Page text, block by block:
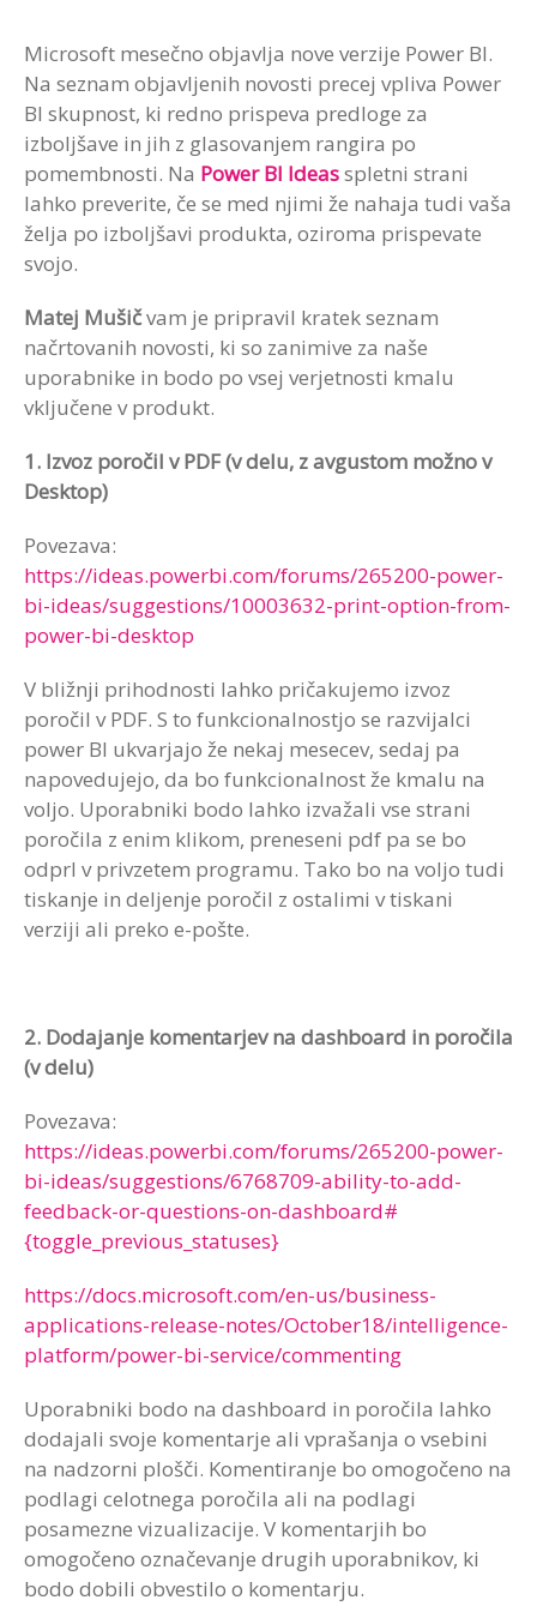
Microsoft mesečno objavlja nove verzije Power BI.
Na seznam objavljenih novosti precej vpliva Power
BI skupnost, ki redno prispeva predloge za
izboljšave in jih z glasovanjem rangira po
pomembnosti. Na Power BI Ideasspletni strani
lahko preverite, če se med njimi že nahaja tudi vaša
želja po izboljšavi produkta, oziroma prispevate
svojo.
Matej Mušičvam je pripravil kratek seznam
načrtovanih novosti, ki so zanimive za naše
uporabnike in bodo po vsej verjetnosti kmalu
vključene v produkt.
1. Izvoz poročil v PDF (v delu, z avgustom možno v
Desktop)
Povezava:
https://ideas.powerbi.com/forums/265200-power-
bi-ideas/suggestions/10003632-print-option-from-
power-bi-desktop
V bližnji prihodnosti lahko pričakujemo izvoz
poročil v PDF. S to funkcionalnostjo se razvijalci
power BI ukvarjajo že nekaj mesecev, sedaj pa
napovedujejo, da bo funkcionalnost že kmalu na
voljo. Uporabniki bodo lahko izvažali vse strani
poročila z enim klikom, preneseni pdf pa se bo
odprl v privzetem programu. Tako bo na voljo tudi
tiskanje in deljenje poročil z ostalimi v tiskani
verziji ali preko e-pošte.
2. Dodajanje komentarjev na dashboard in poročila
(v delu)
Povezava:
https://ideas.powerbi.com/forums/265200-power-
bi-ideas/suggestions/6768709-ability-to-add-
feedback-or-questions-on-dashboard#
{toggle_previous_statuses}
https://docs.microsoft.com/en-us/business-
applications-release-notes/October18/intelligence-
platform/power-bi-service/commenting
Uporabniki bodo na dashboard in poročila lahko
dodajali svoje komentarje ali vprašanja o vsebini
na nadzorni plošči. Komentiranje bo omogočeno na
podlagi celotnega poročila ali na podlagi
posamezne vizualizacije. V komentarjih bo
omogočeno označevanje drugih uporabnikov, ki
bodo dobili obvestilo o komentarju.